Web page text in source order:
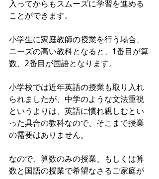
入ってからもスムーズに学習を進める
ことができます。
小学生に家庭教師の授業を行う場合、
ニーズの高い教科となると、1番目が算
数、2番目が国語となります。
小学校では近年英語の授業も取り入れ
られましたが、中学のような文法重視
というよりは、英語に慣れ親しむとい
った具合の教科なので、そこまで授業
の需要はありません。
なので、算数のみの授業、もしくは算
数と国語の授業で希望なさるご家庭が